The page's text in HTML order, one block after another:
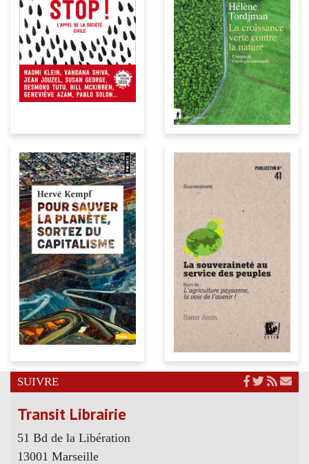
SUIVRE
Transit Librairie
51 Bd de la Libération
13001 Marseille